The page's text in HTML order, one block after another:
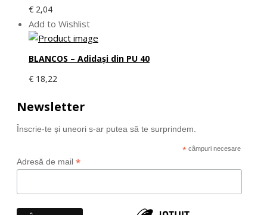
€ 2,04
Add to Wishlist
BLANCOS – Adidași din PU 40
€ 18,22
Newsletter
Înscrie-te și uneori s-ar putea să te surprindem.
* câmpuri necesare
Adresă de mail *